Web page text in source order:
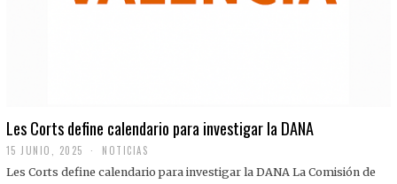
Les Corts define calendario para investigar la DANA
15 JUNIO, 2025 NOTICIAS
Les Corts define calendario para investigar la DANA La Comisión de